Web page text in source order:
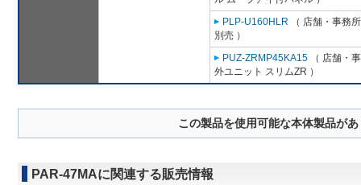
PLP-U160HLR （ 店舗・事務
別売 ）
PUZ-ZRMP45KA15 （ 店舗・
外ユニット スリムZR ）
この製品を使用可能な本体製品が
PAR-47MAに関連する販売情報